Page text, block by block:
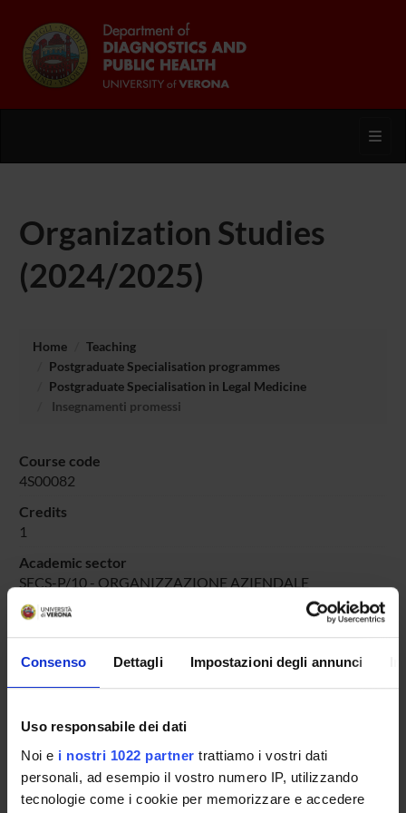
Consenso Dettagli Impostazioni degli annunci
Uso responsabile dei dati
Noi e i nostri 1022 partner trattiamo i vostri dati
personali, ad esempio il vostro numero IP, utilizzando
tecnologie come i cookie per memorizzare e accedere
Organization Studies
(2024/2025)
Home
Teaching
Postgraduate Specialisation programmes
Postgraduate Specialisation in Legal Medicine
Insegnamenti promessi
Course code
4S00082
Credits
1
Academic sector
SECS-P/10 - ORGANIZZAZIONE AZIENDALE
Degree Programme
Courses
Notices
Governing bodies